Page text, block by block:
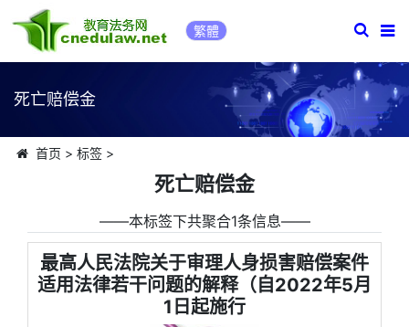
繁體
死亡赔偿金
首页 > 标签>
死亡赔偿金
――本标签下共聚合1条信息――
最高人民法院关于审理人身损害赔偿案件
适用法律若干问题的解释（自2022年5月
1日起施行